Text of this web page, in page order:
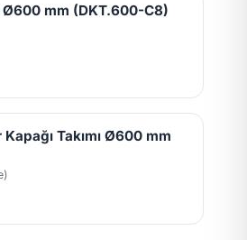
Ø600 mm (DKT.600-C8)
Takımı Ø600 mm